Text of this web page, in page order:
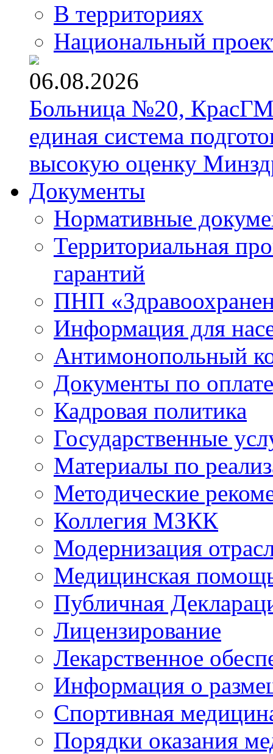
В территориях
Национальный
06.08.2026
Больница №20,
единая система
высокую оценку
Документы
Нормативные
Территориальная
гарантий
ПНП
Информация для
Антимонопольный
Документы по
Кадровая политика
Государственные
Материалы по
Методические
Коллегия МЗКК
Модернизация
Медицинская
Публичная
Лицензирование
Лекарственное
Информация о
Спортивная
Порядки оказания